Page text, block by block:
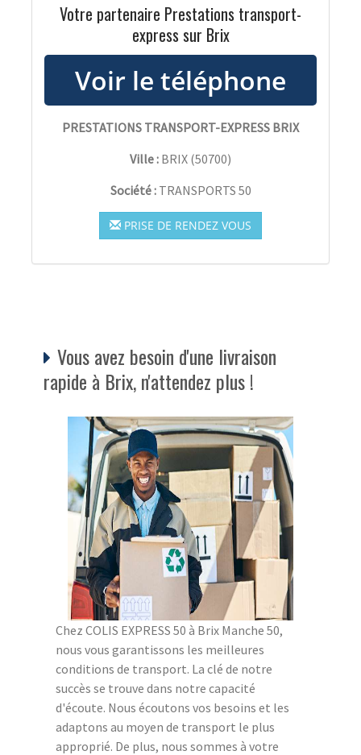
Votre partenaire Prestations transport-
express sur Brix
PRESTATIONS TRANSPORT-EXPRESS BRIX
Ville : BRIX (50700)
Société : TRANSPORTS 50
PRISE DE RENDEZ VOUS
Vous avez besoin d'une livraison
rapide à Brix, n'attendez plus !
Chez COLIS EXPRESS 50 à Brix Manche 50,
nous vous garantissons les meilleures
conditions de transport. La clé de notre
succès se trouve dans notre capacité
d'écoute. Nous écoutons vos besoins et les
adaptons au moyen de transport le plus
approprié. De plus, nous sommes à votre